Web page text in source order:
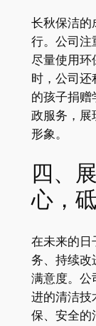
长秋保洁的
行。公司注
尽量使用环
时，公司还
的孩子捐赠
政服务，展
形象。
四、
心，
在未来的日
务、持续改
满意度。公
进的清洁技
保、安全的